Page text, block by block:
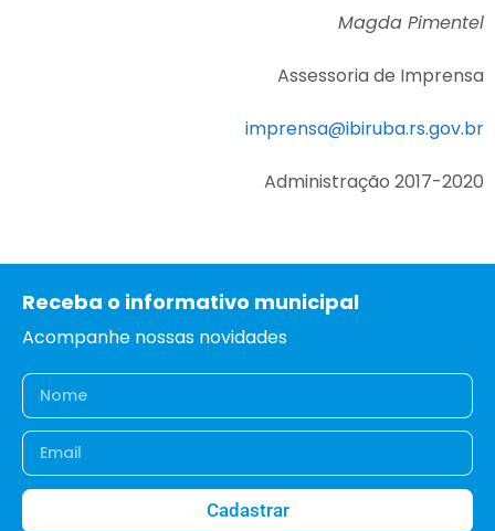
Magda Pimentel
Assessoria de Imprensa
imprensa@ibiruba.rs.gov.br
Administração 2017-2020
Receba o informativo municipal
Acompanhe nossas novidades
Cadastrar